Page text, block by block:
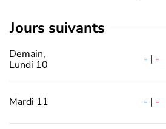
jours suivants
Demain,
Lundi 10
- | -
Mardi 11 - | -